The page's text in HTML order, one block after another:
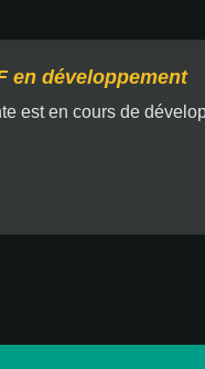
en développement
est en cours de